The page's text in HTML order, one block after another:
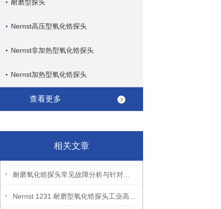
耐磨型探头
Nernst高压型氧化锆探头
Nernst非加热型氧化锆探头
Nernst加热型氧化锆探头
查看更多
相关文章